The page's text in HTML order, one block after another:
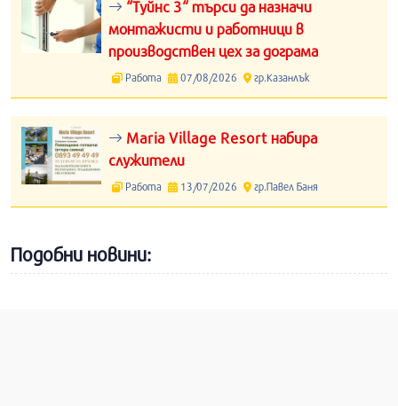
“Туйнс 3“ търси да назначи
монтажисти и работници в
производствен цех за дограма
Работа 07/08/2026 гр.Казанлък
Maria Village Resort набира
служители
Работа 13/07/2026 гр.Павел Баня
Подобни новини: